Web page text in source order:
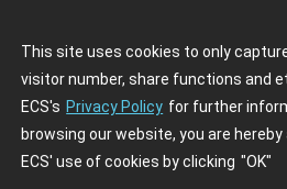
This site uses cookies to only
visitor number, share functions and
ECS's Privacy Policy for further
browsing our website, you are
ECS' use of cookies by clicking "OK"